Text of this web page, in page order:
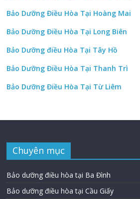
Bảo Dưỡng Điều Hòa Tại Hoàng Mai
Bảo Dưỡng Điều Hòa Tại Long Biên
Bảo Dưỡng điều Hòa Tại Tây Hồ
Bảo Dưỡng Điều Hòa Tại Thanh Trì
Bảo Dưỡng Điều Hòa Tại Từ Liêm
Chuyên mục
Bảo dưỡng điều hòa tại Ba Đình
Bảo dưỡng điều hòa tại Cầu Giấy